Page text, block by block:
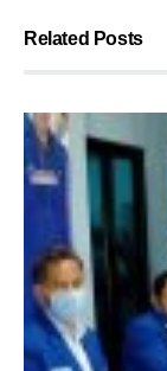
Related Posts